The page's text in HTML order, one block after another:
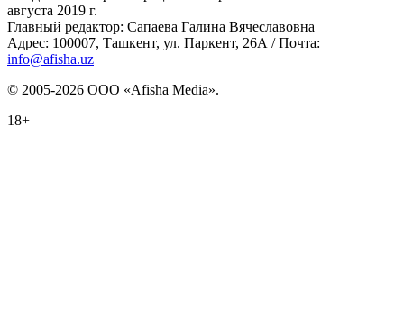
августа 2019 г.
Главный редактор: Сапаева Галина Вячеславовна
Адрес: 100007, Ташкент, ул. Паркент, 26А / Почта:
info@afisha.uz
© 2005-2026 ООО «Afisha Media».
18+